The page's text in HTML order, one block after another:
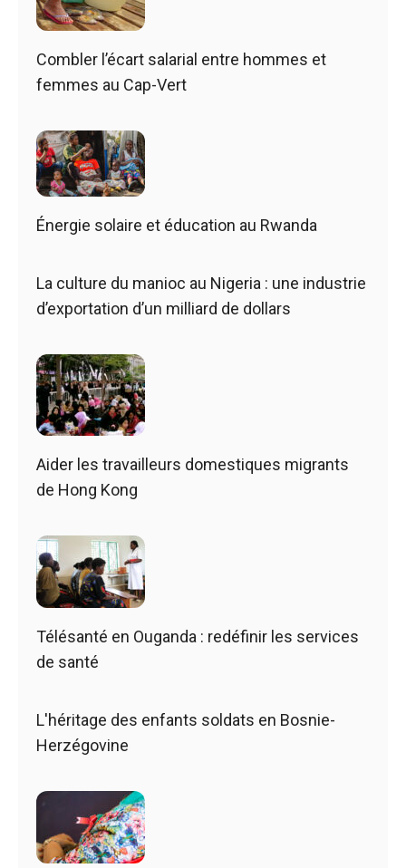
Combler l’écart salarial entre hommes et
femmes au Cap-Vert
Énergie solaire et éducation au Rwanda
La culture du manioc au Nigeria : une industrie
d’exportation d’un milliard de dollars
Aider les travailleurs domestiques migrants
de Hong Kong
Télésanté en Ouganda : redéfinir les services
de santé
L'héritage des enfants soldats en Bosnie-
Herzégovine